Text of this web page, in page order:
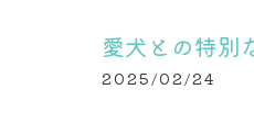
愛犬との特別
2025/02/24